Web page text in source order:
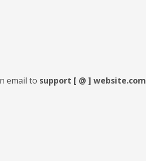
email to support [ @ ] website.com